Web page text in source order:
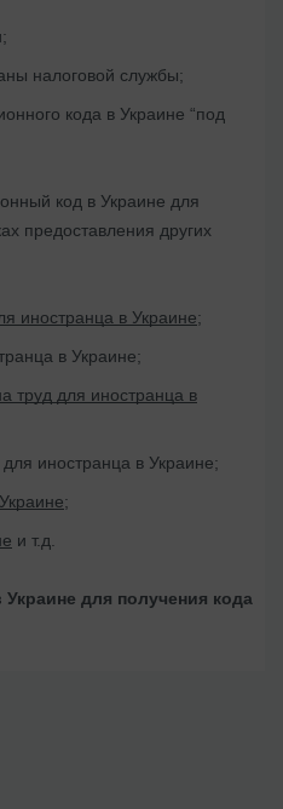
налоговой службы;
кода в Украине “под
код в Украине для
предоставления других
иностранца в Украине;
в Украине;
труд для иностранца в
иностранца в Украине;
;
и т.д.
для получения кода